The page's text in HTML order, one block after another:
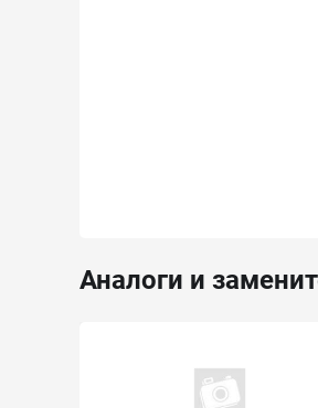
Аналоги и